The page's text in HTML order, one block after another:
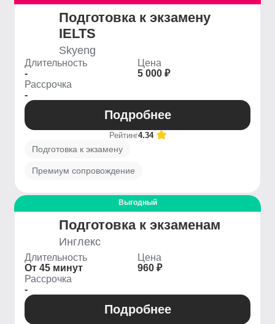
Подготовка к экзамену
IELTS
Skyeng
Длительность
-
Цена
5 000 ₽
Рассрочка
-
Подробнее
Рейтинг4.34
Подготовка к экзамену
Премиум сопровождение
Выгодный
Подготовка к экзаменам
Инглекс
Длительность
От 45 минут
Цена
960 ₽
Рассрочка
-
Подробнее